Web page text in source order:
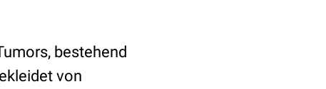
bestehend
von